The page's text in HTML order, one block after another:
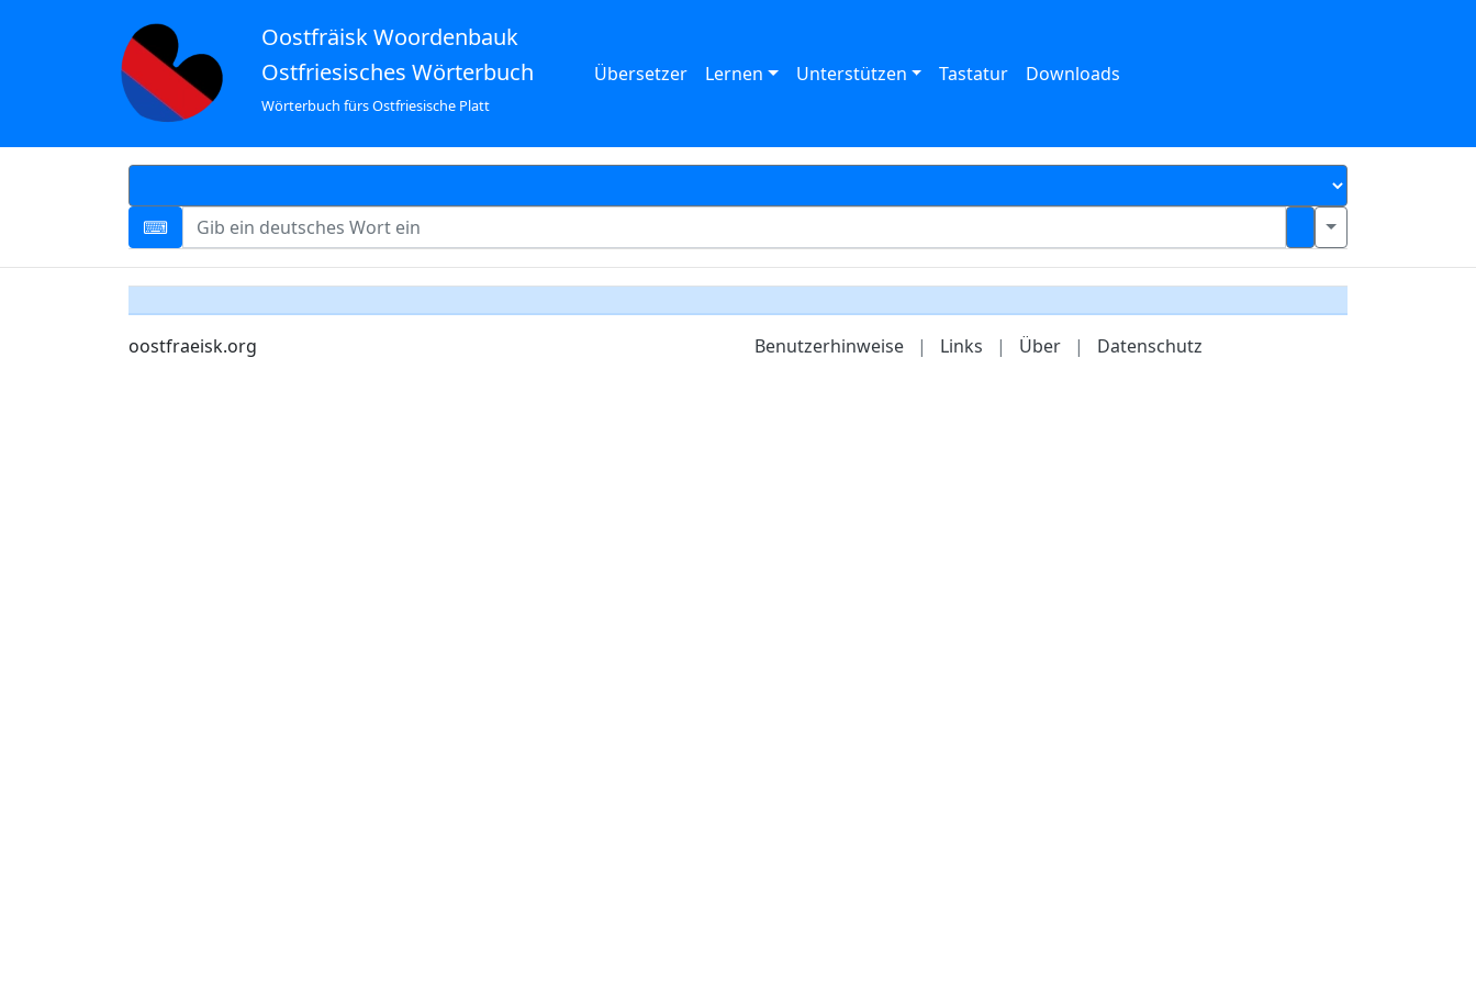
Oostfräisk Woordenbauk
Ostfriesisches Wörterbuch
Wörterbuch fürs Ostfriesische Platt
Übersetzer Lernen Unterstützen Tastatur Downloads
oostfraeisk.org Benutzerhinweise | Links | Über | Datenschutz